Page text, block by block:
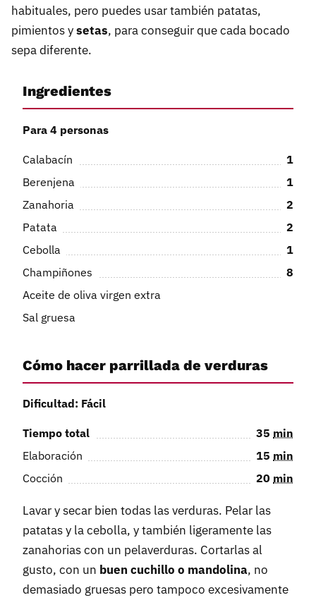
habituales, pero puedes usar también patatas,
pimientos ysetas, para conseguir que cada bocado
sepa diferente.
Ingredientes
Para 4 personas
Calabacín
1
Berenjena
1
Zanahoria
2
Patata
2
Cebolla
1
Champiñones
8
Aceite de oliva virgen extra
Sal gruesa
Cómo hacer parrillada de verduras
Dificultad: Fácil
Tiempo total 35 min
Elaboración
15 min
Cocción
20 min
Lavar y secar bien todas las verduras. Pelar las
patatas y la cebolla, y también ligeramente las
zanahorias con un pelaverduras. Cortarlas al
gusto, con un buen cuchillo o mandolina, no
demasiado gruesas pero tampoco excesivamente